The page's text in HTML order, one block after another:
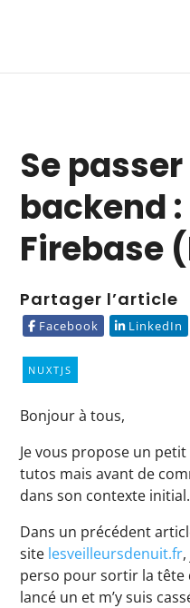
Se passer
backend
Firebase
Partager l’article
Facebook LinkedIn
NUXTJS
Bonjour à tous,
Je vous propose un
tutos mais avant de
dans son contexte initial.
Dans un précédent
site lesveilleursdenuit.fr
perso pour sortir la tête
lancé un et m’y suis